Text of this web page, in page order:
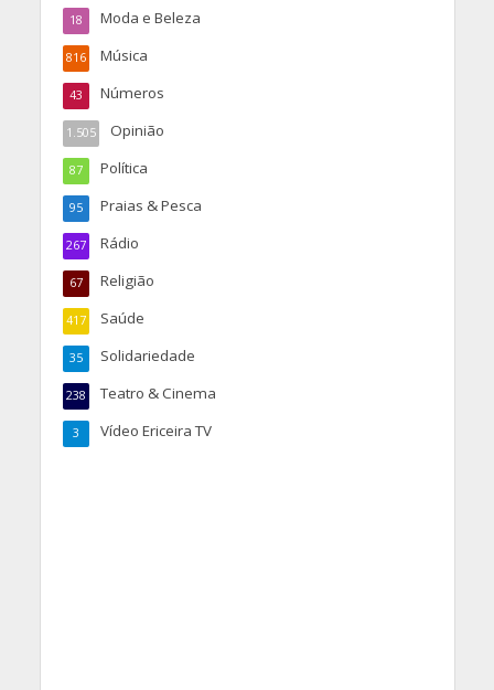
Moda e Beleza
18
Música
816
Números
43
Opinião
1.505
Política
87
Praias & Pesca
95
Rádio
267
Religião
67
Saúde
417
Solidariedade
35
Teatro & Cinema
238
Vídeo Ericeira TV
3